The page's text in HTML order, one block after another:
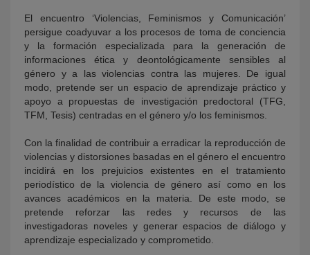
El encuentro ‘Violencias, Feminismos y Comunicación’
persigue coadyuvar a los procesos de toma de conciencia
y la formación especializada para la generación de
informaciones ética y deontológicamente sensibles al
género y a las violencias contra las mujeres. De igual
modo, pretende ser un espacio de aprendizaje práctico y
apoyo a propuestas de investigación predoctoral (TFG,
TFM, Tesis) centradas en el género y/o los feminismos.
Con la finalidad de contribuir a erradicar la reproducción de
violencias y distorsiones basadas en el género el encuentro
incidirá en los prejuicios existentes en el tratamiento
periodístico de la violencia de género así como en los
avances académicos en la materia. De este modo, se
pretende reforzar las redes y recursos de las
investigadoras noveles y generar espacios de diálogo y
aprendizaje especializado y comprometido.